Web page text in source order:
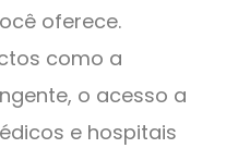
oferece.
como a
o acesso a
e hospitais